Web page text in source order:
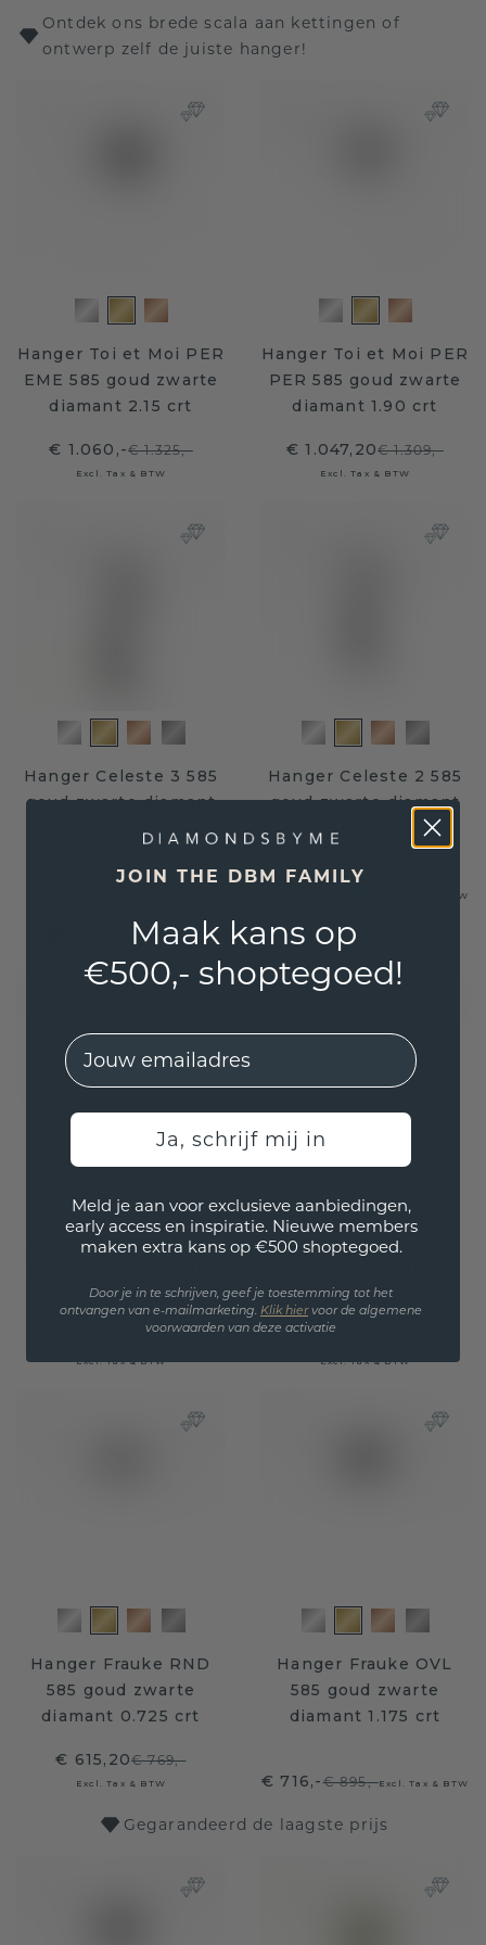
Ontdek ons brede scala aan kettingen of
ontwerp zelf de juiste hanger!
Hanger Toi et Moi PER
EME 585 goud zwarte
diamant 2.15 crt
€ 1.060,-€ 1.325,-
Excl. Tax & BTW
Hanger Toi et Moi PER
PER 585 goud zwarte
diamant 1.90 crt
€ 1.047,20€ 1.309,-
Excl. Tax & BTW
Hanger Celeste 3 585
goud zwarte diamant
1.212 crt
€ 679,20€ 849,-
Hanger Celeste 2 585
goud zwarte diamant
0.882 crt
Excl. Tax & BTW
Gratis verzending en 30 dagen retourrecht
Hanger Celeste 1 585
0.546 crt
Excl. Tax & BTW
Hanger Frauke EME
diamant 1.705 crt
€ 879,20
Excl. Tax & BTW
Hanger Frauke RND
585 goud zwarte
diamant 0.725 crt
€ 615,20€ 769,-
Excl. Tax & BTW
Hanger Frauke OVL
585 goud zwarte
diamant 1.175 crt
€ 716,-€ 895,-Excl. Tax & BTW
Gegarandeerd de laagste prijs
JOIN THE DBM FAMILY
Maak kans op
€500,- shoptegoed!
EMail
Ja, schrijf mij in
Meld je aan voor exclusieve aanbiedingen,
early access en inspiratie. Nieuwe members
maken extra kans op €500 shoptegoed.
Door je in te schrijven, geef je toestemming tot het
ontvangen van e-mailmarketing. Klik hiervoor de algemene
voorwaarden van deze activatie